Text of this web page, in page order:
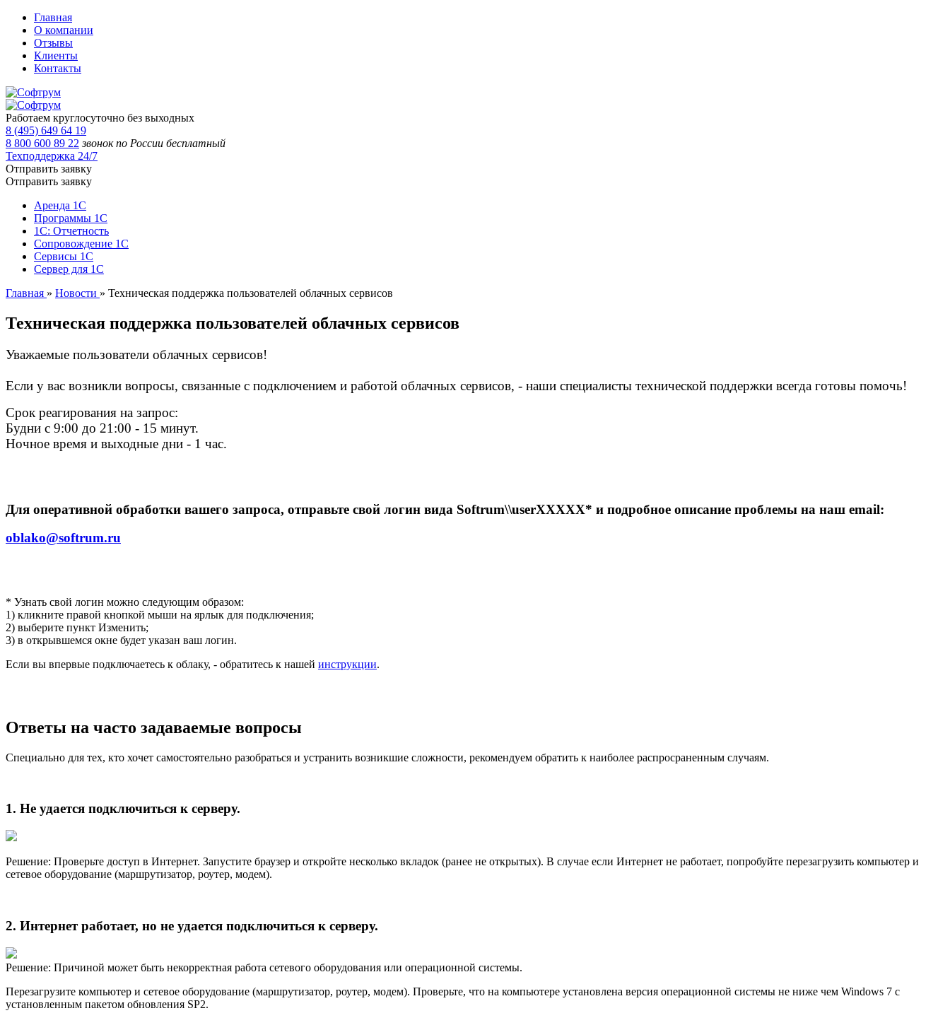
Главная
О компании
Отзывы
Клиенты
Контакты
Работаем круглосуточно без выходных
8 (495) 649 64 19
8 800 600 89 22 звонок по России бесплатный
Техподдержка 24/7
Отправить заявку
Отправить заявку
Аренда 1С
Программы 1С
1С: Отчетность
Сопровождение 1С
Сервисы 1С
Сервер для 1С
Главная » Новости » Техническая поддержка пользователей облачных сервисов
Техническая поддержка пользователей облачных сервисов
Уважаемые пользователи облачных сервисов!
Если у вас возникли вопросы, связанные с подключением и работой облачных сервисов, - наши специалисты технической поддержки всегда готовы помочь!
Срок реагирования на запрос:
Будни с 9:00 до 21:00 - 15 минут.
Ночное время и выходные дни - 1 час.
Для оперативной обработки вашего запроса, отправьте свой логин вида Softrum\\userXXXXX* и подробное описание проблемы на наш email:
oblako@softrum.ru
* Узнать свой логин можно следующим образом:
1) кликните правой кнопкой мыши на ярлык для подключения;
2) выберите пункт Изменить;
3) в открывшемся окне будет указан ваш логин.
Если вы впервые подключаетесь к облаку, - обратитесь к нашей инструкции.
Ответы на часто задаваемые вопросы
Специально для тех, кто хочет самостоятельно разобраться и устранить возникшие сложности, рекомендуем обратить к наиболее распросраненным случаям.
1. Не удается подключиться к серверу.
Решение: Проверьте доступ в Интернет. Запустите браузер и откройте несколько вкладок (ранее не открытых). В случае если Интернет не работает, попробуйте перезагрузить компьютер и
сетевое оборудование (маршрутизатор, роутер, модем).
2. Интернет работает, но не удается подключиться к серверу.
Решение: Причиной может быть некорректная работа сетевого оборудования или операционной системы.
Перезагрузите компьютер и сетевое оборудование (маршрутизатор, роутер, модем). Проверьте, что на компьютере установлена версия операционной системы не ниже чем Windows 7 с
установленным пакетом обновления SP2.